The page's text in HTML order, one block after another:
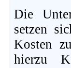
Die
setzen
Kosten
hierzu